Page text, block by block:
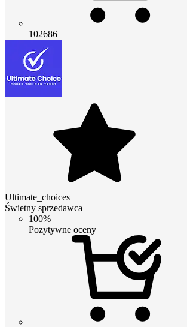
102686
Ultimate_choices
Świetny sprzedawca
100%
Pozytywne oceny